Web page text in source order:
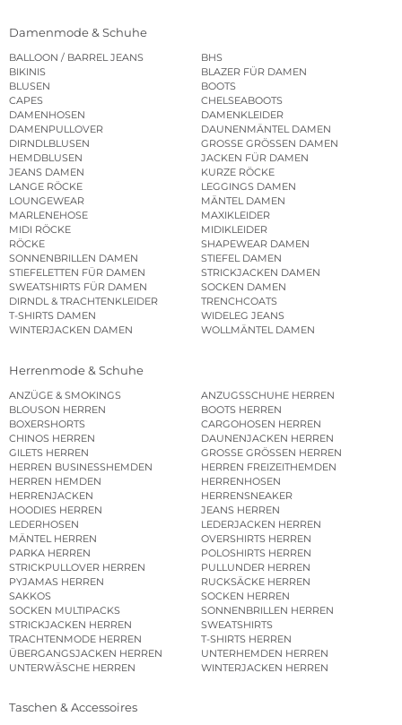
Damenmode & Schuhe
BALLOON / BARREL JEANS
BHS
BIKINIS
BLAZER FÜR DAMEN
BLUSEN
BOOTS
CAPES
CHELSEABOOTS
DAMENHOSEN
DAMENKLEIDER
DAMENPULLOVER
DAUNENMÄNTEL DAMEN
DIRNDLBLUSEN
GROSSE GRÖSSEN DAMEN
HEMDBLUSEN
JACKEN FÜR DAMEN
JEANS DAMEN
KURZE RÖCKE
LANGE RÖCKE
LEGGINGS DAMEN
LOUNGEWEAR
MÄNTEL DAMEN
MARLENEHOSE
MAXIKLEIDER
MIDI RÖCKE
MIDIKLEIDER
RÖCKE
SHAPEWEAR DAMEN
SONNENBRILLEN DAMEN
STIEFEL DAMEN
STIEFELETTEN FÜR DAMEN
STRICKJACKEN DAMEN
SWEATSHIRTS FÜR DAMEN
SOCKEN DAMEN
DIRNDL & TRACHTENKLEIDER
TRENCHCOATS
T-SHIRTS DAMEN
WIDELEG JEANS
WINTERJACKEN DAMEN
WOLLMÄNTEL DAMEN
Herrenmode & Schuhe
ANZÜGE & SMOKINGS
ANZUGSSCHUHE HERREN
BLOUSON HERREN
BOOTS HERREN
BOXERSHORTS
CARGOHOSEN HERREN
CHINOS HERREN
DAUNENJACKEN HERREN
GILETS HERREN
GROSSE GRÖSSEN HERREN
HERREN BUSINESSHEMDEN
HERREN FREIZEITHEMDEN
HERREN HEMDEN
HERRENHOSEN
HERRENJACKEN
HERRENSNEAKER
HOODIES HERREN
JEANS HERREN
LEDERHOSEN
LEDERJACKEN HERREN
MÄNTEL HERREN
OVERSHIRTS HERREN
PARKA HERREN
POLOSHIRTS HERREN
STRICKPULLOVER HERREN
PULLUNDER HERREN
PYJAMAS HERREN
RUCKSÄCKE HERREN
SAKKOS
SOCKEN HERREN
SOCKEN MULTIPACKS
SONNENBRILLEN HERREN
STRICKJACKEN HERREN
SWEATSHIRTS
TRACHTENMODE HERREN
T-SHIRTS HERREN
ÜBERGANGSJACKEN HERREN
UNTERHEMDEN HERREN
UNTERWÄSCHE HERREN
WINTERJACKEN HERREN
Taschen & Accessoires